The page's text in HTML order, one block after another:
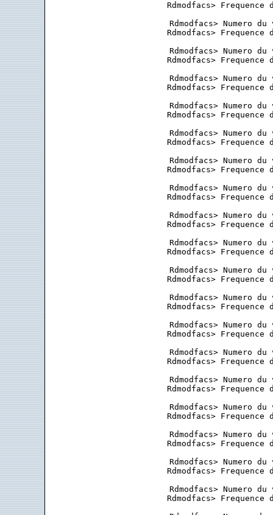
Rdmodfacs>
Rdmodfacs> Numero
Rdmodfacs>
Rdmodfacs> Numero
Rdmodfacs>
Rdmodfacs> Numero
Rdmodfacs>
Rdmodfacs> Numero
Rdmodfacs>
Rdmodfacs> Numero
Rdmodfacs>
Rdmodfacs> Numero
Rdmodfacs>
Rdmodfacs> Numero
Rdmodfacs>
Rdmodfacs> Numero
Rdmodfacs>
Rdmodfacs> Numero
Rdmodfacs>
Rdmodfacs> Numero
Rdmodfacs>
Rdmodfacs> Numero
Rdmodfacs>
Rdmodfacs> Numero
Rdmodfacs>
Rdmodfacs> Numero
Rdmodfacs>
Rdmodfacs> Numero
Rdmodfacs>
Rdmodfacs> Numero
Rdmodfacs>
Rdmodfacs> Numero
Rdmodfacs>
Rdmodfacs> Numero
Rdmodfacs>
Rdmodfacs> Numero
Rdmodfacs>